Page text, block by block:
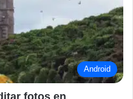
Android